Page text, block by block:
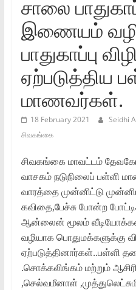
சாலை
இணையம்
பாதுகாப்பு
ஏற்படுத்திய
மாணவர்கள்.
18 February 2021 Seidhi
சிவகங்கை
சிவகங்கை மாவட்டம்
வாசகம் நடுநிலைப் பள்ளி
வாரத்தை முன்னிட்டு
கவிதை,பேச்சு போன்ற
ஆன்லைன் மூலம்
வழியாக பொதுமக்களுக்கு
ஏற்படுத்தினார்கள்..பள்ளி
.சொக்கலிங்கம் மற்றும்
,செல்வமீனாள்